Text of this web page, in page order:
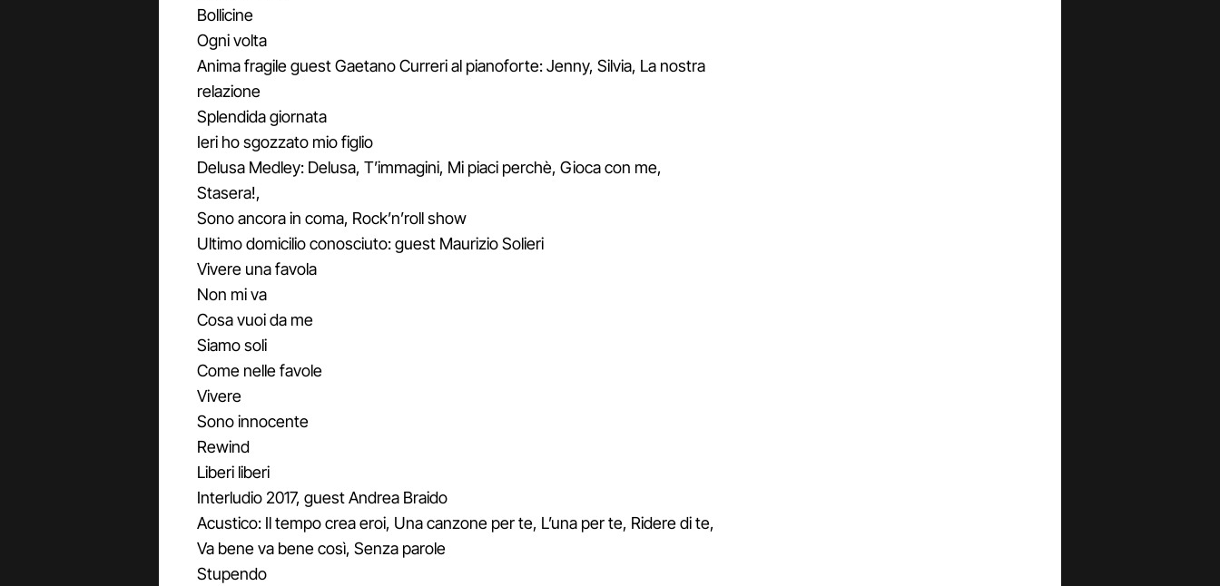
Bollicine
Ogni volta
Anima fragile guest Gaetano Curreri al pianoforte: Jenny, Silvia, La nostra
relazione
Splendida giornata
Ieri ho sgozzato mio figlio
Delusa Medley: Delusa, T’immagini, Mi piaci perchè, Gioca con me,
Stasera!,
Sono ancora in coma, Rock’n’roll show
Ultimo domicilio conosciuto: guest Maurizio Solieri
Vivere una favola
Non mi va
Cosa vuoi da me
Siamo soli
Come nelle favole
Vivere
Sono innocente
Rewind
Liberi liberi
Interludio 2017, guest Andrea Braido
Acustico: Il tempo crea eroi, Una canzone per te, L’una per te, Ridere di te,
Va bene va bene così, Senza parole
Stupendo